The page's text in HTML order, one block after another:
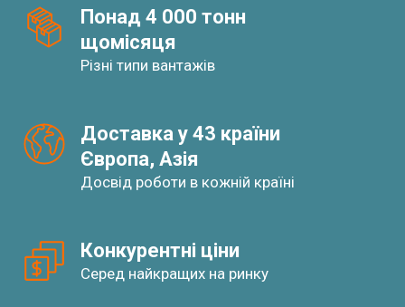
Понад 4 000 тонн
щомісяця
Різні типи вантажів
Доставка у 43 країни
Європа, Азія
Досвід роботи в кожній країні
Конкурентні ціни
Серед найкращих на ринку